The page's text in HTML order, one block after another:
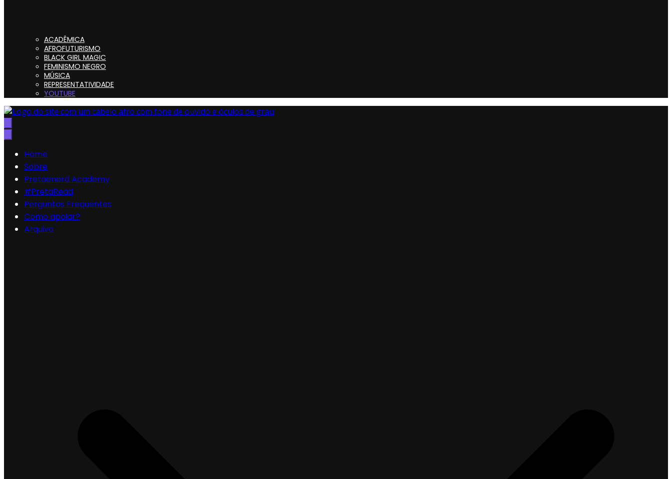
ACADÊMICA
AFROFUTURISMO
BLACK GIRL MAGIC
FEMINISMO NEGRO
MÚSICA
REPRESENTATIVIDADE
YOUTUBE
Preta, Nerd & Burning Hell
Home
Sobre
Pretaenerd Academy
#PretaRead
Perguntas Frequentes
Como apoiar?
Arquivo